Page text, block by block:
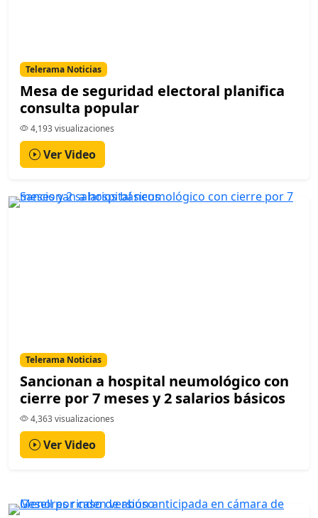
Telerama Noticias
Mesa de seguridad electoral planifica
consulta popular
4,193 visualizaciones
Ver Video
Telerama Noticias
Sancionan a hospital neumológico con
cierre por 7 meses y 2 salarios básicos
4,363 visualizaciones
Ver Video